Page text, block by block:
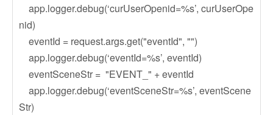
app.logger.debug(‘curUserOpenid=%s’, curUserOpe
nid)
eventId = request.args.get("eventId", "")
app.logger.debug(‘eventId=%s’, eventId)
eventSceneStr = "EVENT_" + eventId
app.logger.debug(‘eventSceneStr=%s’, eventScene
Str)